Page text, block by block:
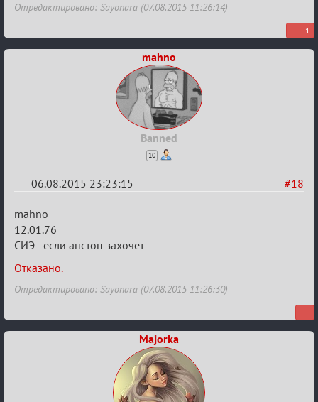
Отредактировано: Sayonara (07.08.2015 11:26:14)
1
mahno
Banned
10
#18
06.08.2015 23:23:15
Re:
Строительная
карусель!
mahno
12.01.76
СИЭ - если анстоп захочет
Отказано.
Отредактировано: Sayonara (07.08.2015 11:26:30)
Majorka